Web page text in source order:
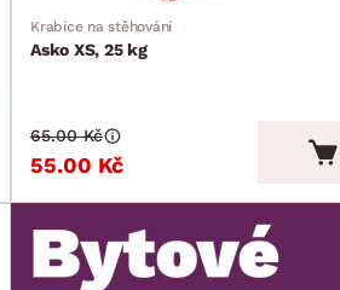
Krabice na stěhování
Asko XS, 25 kg
55.00 Kč
65.00 Kč